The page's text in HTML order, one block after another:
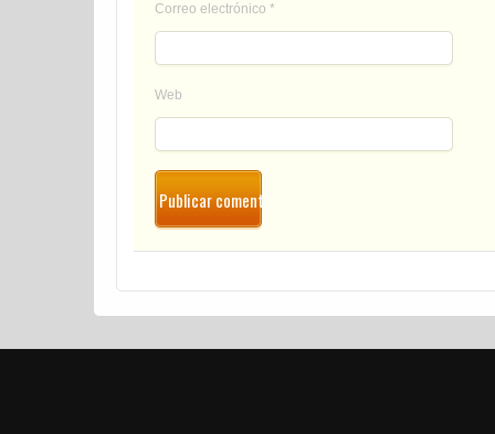
Correo electrónico *
Web